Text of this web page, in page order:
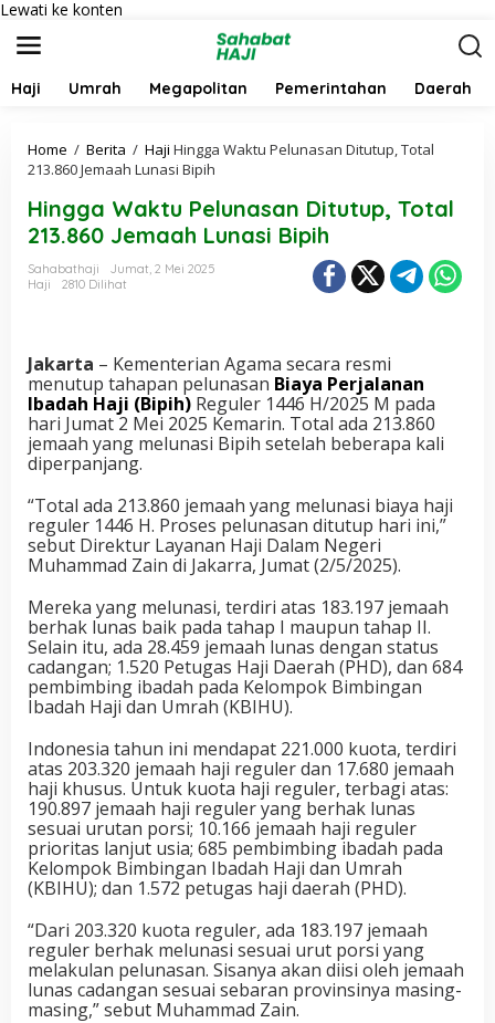
Lewati ke konten
Haji Umrah Megapolitan Pemerintahan Daerah
Home / Berita / Haji Hingga Waktu Pelunasan Ditutup, Total
213.860 Jemaah Lunasi Bipih
Hingga Waktu Pelunasan Ditutup, Total
213.860 Jemaah Lunasi Bipih
Sahabathaji
Jumat, 2 Mei 2025
Haji
2810 Dilihat
Jakarta – Kementerian Agama secara resmi
menutup tahapan pelunasan Biaya Perjalanan
Ibadah Haji (Bipih) Reguler 1446 H/2025 M pada
hari Jumat 2 Mei 2025 Kemarin. Total ada 213.860
jemaah yang melunasi Bipih setelah beberapa kali
diperpanjang.
“Total ada 213.860 jemaah yang melunasi biaya haji
reguler 1446 H. Proses pelunasan ditutup hari ini,”
sebut Direktur Layanan Haji Dalam Negeri
Muhammad Zain di Jakarra, Jumat (2/5/2025).
Mereka yang melunasi, terdiri atas 183.197 jemaah
berhak lunas baik pada tahap I maupun tahap II.
Selain itu, ada 28.459 jemaah lunas dengan status
cadangan; 1.520 Petugas Haji Daerah (PHD), dan 684
pembimbing ibadah pada Kelompok Bimbingan
Ibadah Haji dan Umrah (KBIHU).
Indonesia tahun ini mendapat 221.000 kuota, terdiri
atas 203.320 jemaah haji reguler dan 17.680 jemaah
haji khusus. Untuk kuota haji reguler, terbagi atas:
190.897 jemaah haji reguler yang berhak lunas
sesuai urutan porsi; 10.166 jemaah haji reguler
prioritas lanjut usia; 685 pembimbing ibadah pada
Kelompok Bimbingan Ibadah Haji dan Umrah
(KBIHU); dan 1.572 petugas haji daerah (PHD).
“Dari 203.320 kuota reguler, ada 183.197 jemaah
reguler berhak melunasi sesuai urut porsi yang
melakulan pelunasan. Sisanya akan diisi oleh jemaah
lunas cadangan sesuai sebaran provinsinya masing-
masing,” sebut Muhammad Zain.